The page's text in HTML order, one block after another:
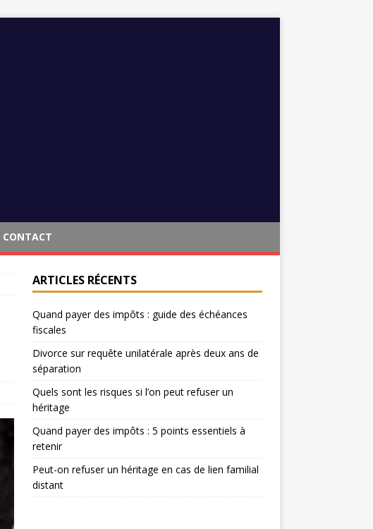
CONTACT
ARTICLES RÉCENTS
Quand payer des impôts : guide des échéances
fiscales
Divorce sur requête unilatérale après deux ans de
séparation
Quels sont les risques si l’on peut refuser un
héritage
Quand payer des impôts : 5 points essentiels à
retenir
Peut-on refuser un héritage en cas de lien familial
distant